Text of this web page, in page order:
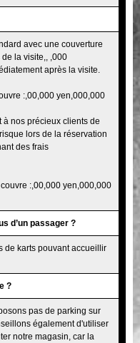
avec une couverture
la visite,, ,000
après la visite.
:,00,000 yen,000,000
à nos précieux clients de
lors de la réservation
des frais
:,00,000 yen,000,000
d’un passager ?
de karts pouvant accueillir
?
pas de parking sur
également d'utiliser
notre magasin, car la